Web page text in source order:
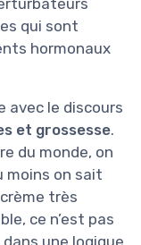
qui sont
hormonaux
avec le discours
et grossesse.
du monde, on
moins on sait
très
ce n’est pas